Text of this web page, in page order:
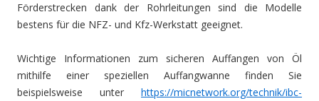
Förderstrecken dank der Rohrleitungen sind die Modelle
bestens für die NFZ- und Kfz-Werkstatt geeignet.
Wichtige Informationen zum sicheren Auffangen von Öl
mithilfe einer speziellen Auffangwanne finden Sie
beispielsweise unter https://micnetwork.org/technik/ibc-